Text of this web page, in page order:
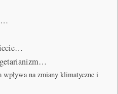
wpływa na zmiany klimatyczne i